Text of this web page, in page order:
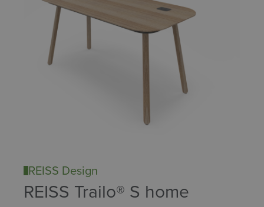
REISS Design
REISS Trailo® S home